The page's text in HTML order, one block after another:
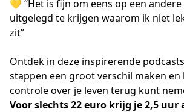
💛 “Het is fijn om eens op een
uitgelegd te krijgen waarom ik niet
zit”
Ontdek in deze inspirerende
stappen een groot verschil maken en
controle over je leven terug kunt
Voor slechts 22 euro krijg je 2,5 uur